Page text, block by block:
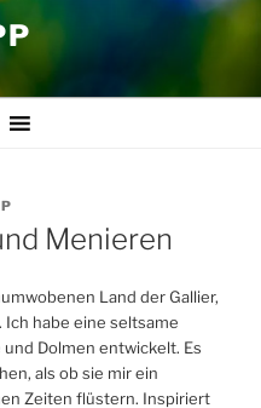
Menieren
Land der Gallier,
habe eine seltsame
Dolmen entwickelt. Es
als ob sie mir ein
Zeiten flüstern. Inspiriert